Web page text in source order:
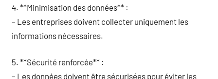
4. **Minimisation des données** :
– Les entreprises doivent collecter uniquement les
informations nécessaires.
5. **Sécurité renforcée** :
– Les données doivent être sécurisées pour éviter les